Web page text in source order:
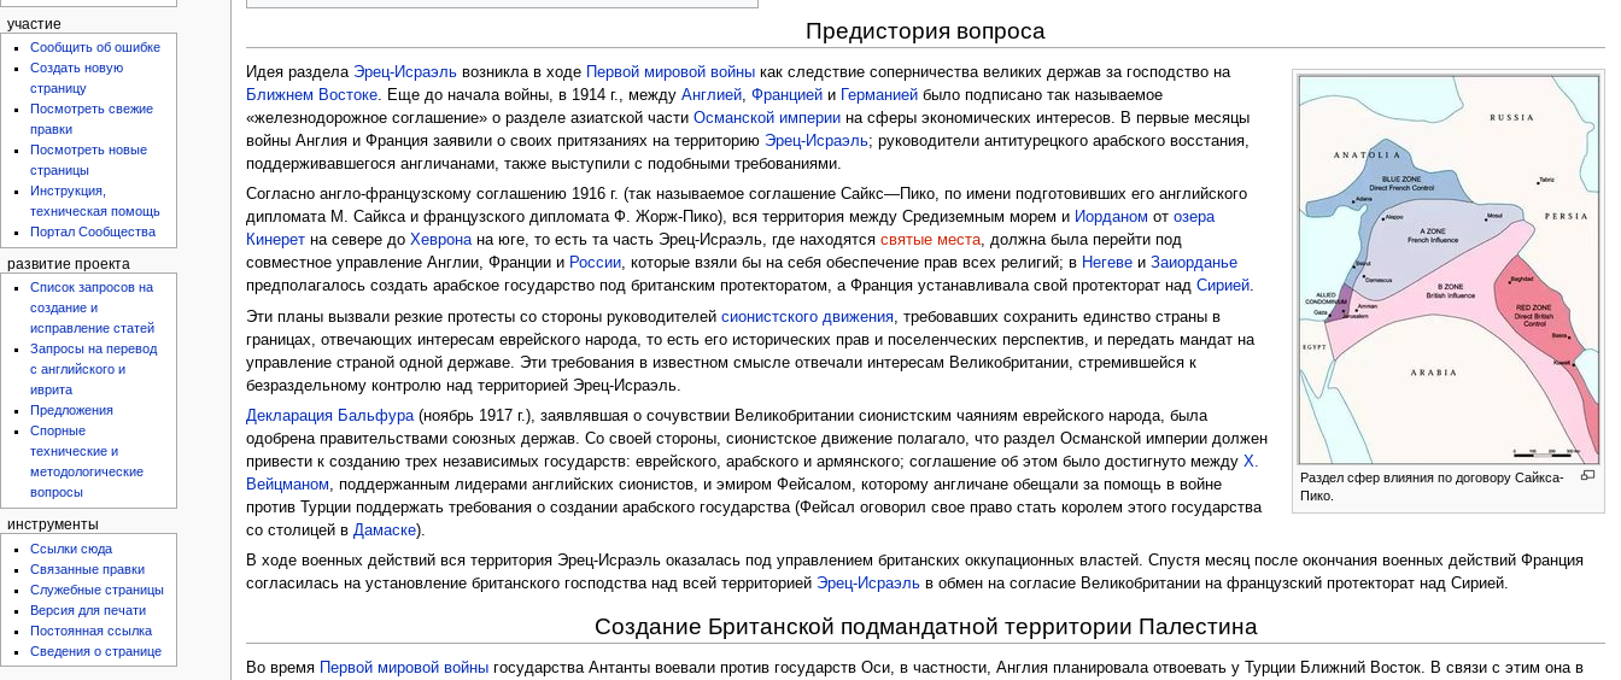
Предистория вопроса
Раздел сфер влияния по договору Сайкса-
Пико.
Идея раздела Эрец-Исраэль возникла в ходе Первой мировой войны как следствие соперничества великих держав за господство на
Ближнем Востоке. Еще до начала войны, в 1914 г., междуАнглией,Францией и Германией было подписано так называемое
«железнодорожное соглашение» о разделе азиатской частиОсманской империи на сферы экономических интересов. В первые месяцы
войны Англия и Франция заявили о своих притязаниях на территорию Эрец-Исраэль; руководители антитурецкого арабского восстания,
поддерживавшегося англичанами, также выступили с подобными требованиями.
Согласно англо-французскому соглашению 1916 г. (так называемое соглашение Сайкс—Пико, по имени подготовивших его английского
дипломата М. Сайкса и французского дипломата Ф. Жорж-Пико), вся территория между Средиземным морем и Иорданом отозера
Кинерет на севере доХевронана юге, то есть та часть Эрец-Исраэль, где находятсясвятые места, должна была перейти под
совместное управление Англии, Франции и России, которые взяли бы на себя обеспечение прав всех религий; в Негеве иЗаиорданье
предполагалось создать арабское государство под британским протекторатом, а Франция устанавливала свой протекторат надСирией.
Эти планы вызвали резкие протесты со стороны руководителейсионистского движения , требовавших сохранить единство страны в
границах, отвечающих интересам еврейского народа, то есть его исторических прав и поселенческих перспектив, и передать мандат на
управление страной одной державе. Эти требования в известном смысле отвечали интересам Великобритании, стремившейся к
безраздельному контролю над территорией Эрец-Исраэль.
Декларация Бальфура(ноябрь 1917 г.), заявлявшая о сочувствии Великобритании сионистским чаяниям еврейского народа, была
одобрена правительствами союзных держав. Со своей стороны, сионистское движение полагало, что раздел Османской империи должен
привести к созданию трех независимых государств: еврейского, арабского и армянского; соглашение об этом было достигнуто междуХ.
Вейцманом, поддержанным лидерами английских сионистов, и эмиром Фейсалом, которому англичане обещали за помощь в войне
против Турции поддержать требования о создании арабского государства (Фейсал оговорил свое право стать королем этого государства
со столицей вДамаске).
В ходе военных действий вся территория Эрец-Исраэль оказалась под управлением британских оккупационных властей. Спустя месяц после окончания военных действий Франция
согласилась на установление британского господства над всей территорией Эрец-Исраэль в обмен на согласие Великобритании на французский протекторат над Сирией.
Создание Британской подмандатной территории Палестина
Во время Первой мировой войны государства Антанты воевали против государств Оси, в частности, Англия планировала отвоевать у Турции Ближний Восток. В связи с этим она в
участие
Сообщить об ошибке
Создать новую
страницу
Посмотреть свежие
правки
Посмотреть новые
страницы
Инструкция,
техническая помощь
Портал Сообщества
развитие проекта
Список запросов на
создание и
исправление статей
Запросы на перевод
с английского и
иврита
Предложения
Спорные
технические и
методологические
вопросы
инструменты
Ссылки сюда
Связанные правки
Служебные страницы
Версия для печати
Постоянная ссылка
Сведения о странице